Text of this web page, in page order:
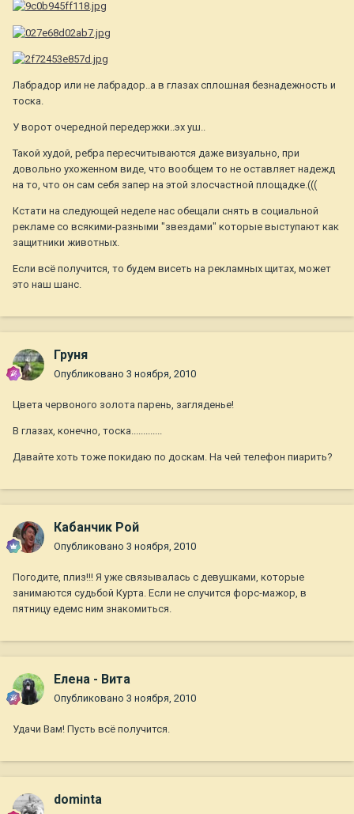
Лабрадор или не лабрадор..а в глазах сплошная безнадежность и
тоска.
У ворот очередной передержки..эх уш..
Такой худой, ребра пересчитываются даже визуально, при
довольно ухоженном виде, что вообщем то не оставляет надежд
на то, что он сам себя запер на этой злосчастной площадке.(((
Кстати на следующей неделе нас обещали снять в социальной
рекламе со всякими-разными "звездами" которые выступают как
защитники животных.
Если всё получится, то будем висеть на рекламных щитах, может
это наш шанс.
Груня
Опубликовано 3 ноября, 2010
Цвета червоного золота парень, загляденье!
В глазах, конечно, тоска.............
Давайте хоть тоже покидаю по доскам. На чей телефон пиарить?
Кабанчик Рой
Опубликовано 3 ноября, 2010
Погодите, плиз!!! Я уже связывалась с девушками, которые
занимаются судьбой Курта. Если не случится форс-мажор, в
пятницу едемс ним знакомиться.
Елена - Вита
Опубликовано 3 ноября, 2010
Удачи Вам! Пусть всё получится.
dominta